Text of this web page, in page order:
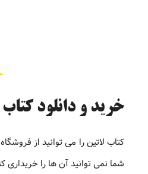
خرید و دانلود کتاب های
کتاب لاتین را می توانید از
شما نمی توانید آن ها را خریداری